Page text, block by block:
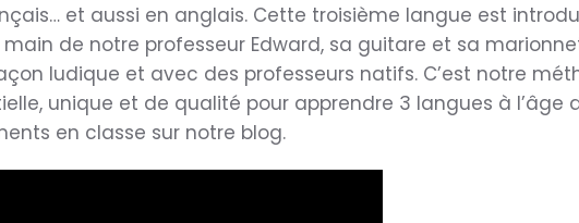
et aussi en anglais. Cette troisième langue est
main de notre professeur Edward, sa guitare et sa
ludique et avec des professeurs natifs. C’est notre
unique et de qualité pour apprendre 3 langues à l’âge
en classe sur notre blog.